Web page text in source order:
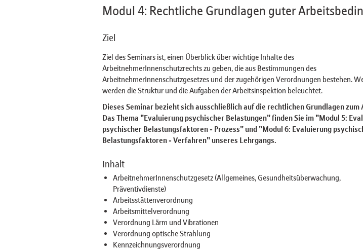
Modul 4: Rechtliche Grundlagen guter
Ziel
Ziel des Seminars ist, einen Überblick über wichtige Inhalte des
ArbeitnehmerInnenschutzrechts zu geben, die aus Bestimmungen des
ArbeitnehmerInnenschutzgesetzes und der zugehörigen Verordnungen bestehen.
werden die Struktur und die Aufgaben der Arbeitsinspektion beleuchtet.
Dieses Seminar bezieht sich ausschließlich auf die rechtlichen Grundlagen zum
Das Thema "Evaluierung psychischer Belastungen" finden Sie im "Modul 5:
psychischer Belastungsfaktoren - Prozess" und "Modul 6: Evaluierung
Belastungsfaktoren - Verfahren" unseres Lehrgangs.
Inhalt
ArbeitnehmerInnenschutzgesetz (Allgemeines, Gesundheitsüberwachung,
Präventivdienste)
Arbeitsstättenverordnung
Arbeitsmittelverordnung
Verordnung Lärm und Vibrationen
Verordnung optische Strahlung
Kennzeichnungsverordnung